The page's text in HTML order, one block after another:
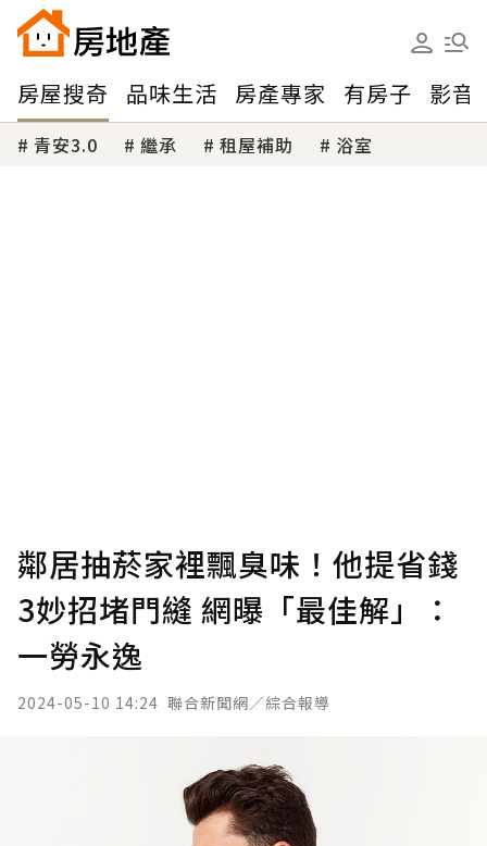
房屋搜奇 品味生活 房產專家 有房子 影音
青安3.0 繼承 租屋補助 浴室
鄰居抽菸家裡飄臭味！他提省錢
3妙招堵門縫 網曝「最佳解」：
一勞永逸
2024-05-10 14:24 聯合新聞網／綜合報導